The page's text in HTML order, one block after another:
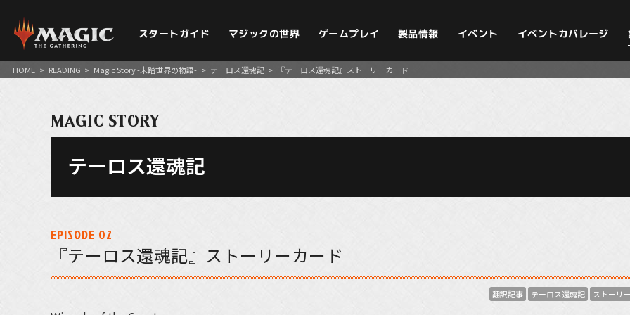
スタートガイド マジックの世界 ゲームプレイ 製品情報 イベント イベントカバレージ
HOME > READING > Magic Story -未踏世界の物語- > テーロス還魂記 > 『テーロス還魂記』ストーリーカード
MAGIC STORY
テーロス還魂記
EPISODE 02
『テーロス還魂記』ストーリーカード
翻訳記事 テーロス還魂記 ストーリ